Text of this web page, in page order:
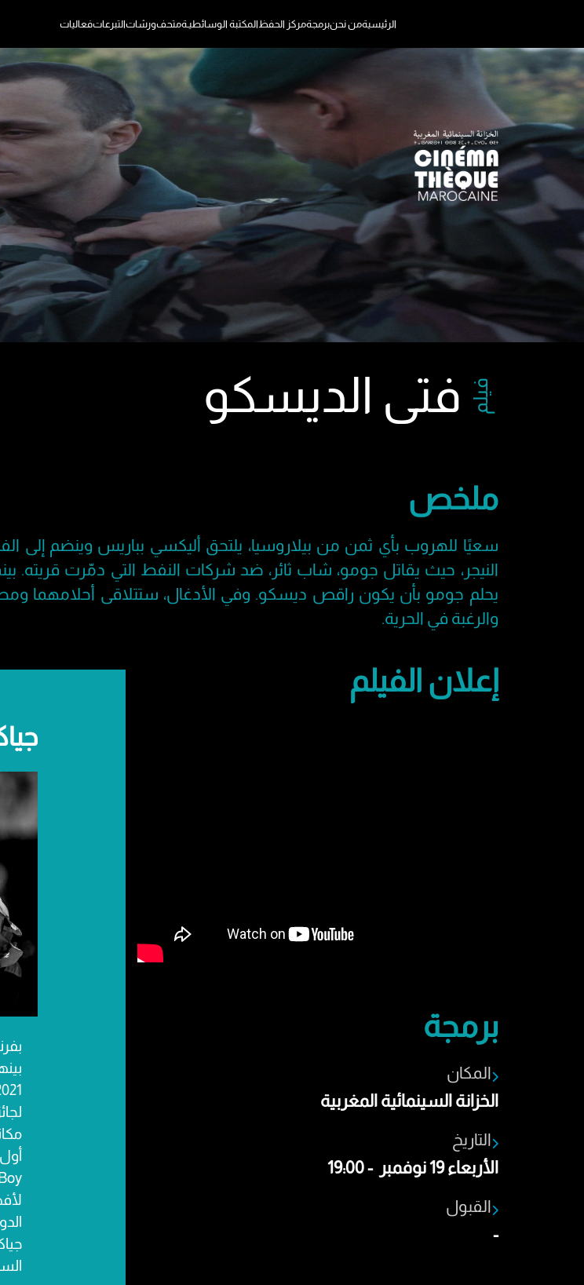
الرئيسيةمن نحنبرمجةمركز الحفظالمكتبة الوسائطيـةمتحفورشاتالتبرعاتفعاليات
فيلم فتى الديسكو
ملخص
سعيًا للهروب بأي ثمن من بيلاروسيا، يلتحق أليكسي بباريس وينضم إلى
النيجر، حيث يقاتل جومو، شاب ثائر، ضد شركات النفط التي دمّرت قريته.
يحلم جومو بأن يكون راقص ديسكو. وفي الأدغال، ستتلاقى أحلامهما
والرغبة في الحرية.
إعلان الفيلم
برمجة
المكان
الخزانة السينمائية المغربية
التاريخ
الأربعاء 19 نوفمبر - 19:00
القبول
-